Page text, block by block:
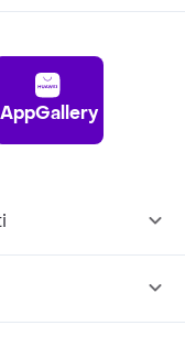
AppGallery